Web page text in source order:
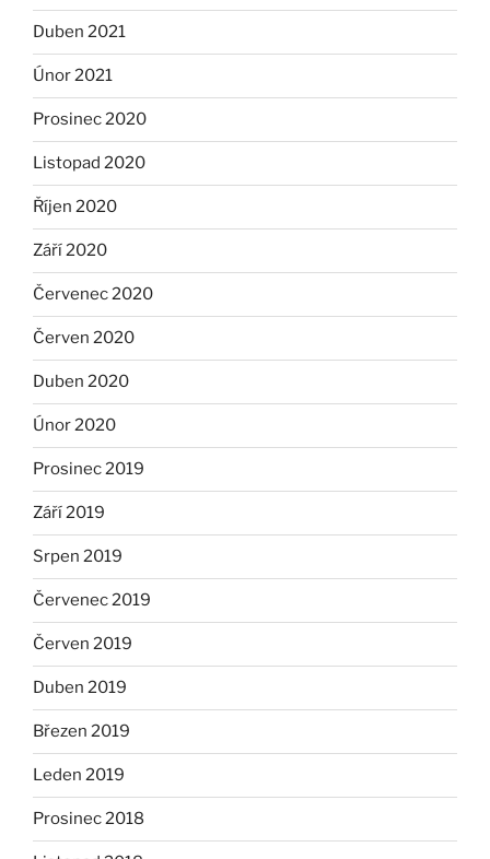
Duben 2021
Únor 2021
Prosinec 2020
Listopad 2020
Říjen 2020
Září 2020
Červenec 2020
Červen 2020
Duben 2020
Únor 2020
Prosinec 2019
Září 2019
Srpen 2019
Červenec 2019
Červen 2019
Duben 2019
Březen 2019
Leden 2019
Prosinec 2018